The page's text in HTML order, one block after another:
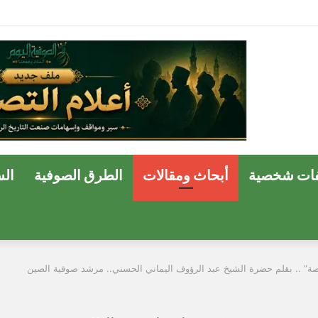
شخصية أبحاث ومقالات الطرق الصوفية
.. بقلم حضرة الشيخ عبد الرؤوف اليماني الحسني.. مرشد صوفية الصين